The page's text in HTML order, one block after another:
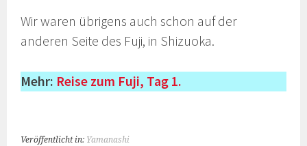
Wir waren übrigens auch schon auf der
anderen Seite des Fuji, in Shizuoka.
Mehr: Reise zum Fuji, Tag 1.
Veröffentlicht in: Yamanashi